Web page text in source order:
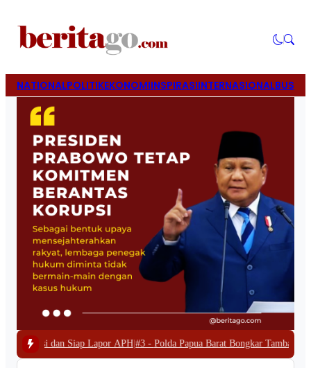
NATIONALPOLITIKEKONOMIINSPIRASIINTERNASIONAL
Lapor APH #3 -Polda Papua Barat Bongkar Tambang Emas Ilegal di